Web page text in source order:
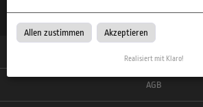
AGB
Allen zustimmen Akzeptieren
Realisiert mit Klaro!